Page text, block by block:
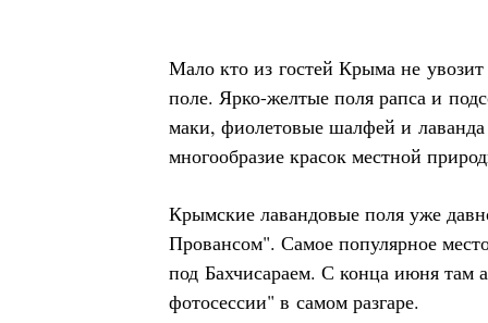
Мало кто из гостей Крыма не
поле. Ярко-желтые поля рапса и
маки, фиолетовые шалфей и
многообразие красок местной
Крымские лавандовые поля уже
Провансом". Самое популярное
под Бахчисараем. С конца июня
фотосессии" в самом разгаре.